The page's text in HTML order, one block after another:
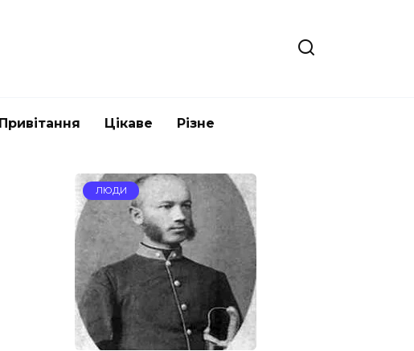
Привітання Цікаве Різне
ЛЮДИ